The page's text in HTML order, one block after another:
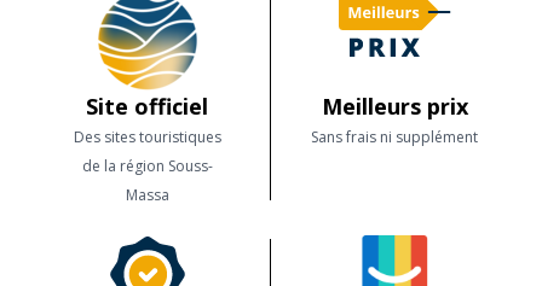
Site officiel
Des sites touristiques
de la région Souss-
Massa
Meilleurs prix
Sans frais ni supplément